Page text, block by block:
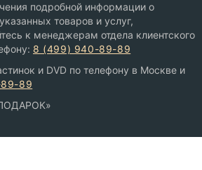
подробной информации о
товаров и услуг,
к менеджерам отдела клиентского
8 (499) 940-89-89
и DVD по телефону в Москве и
89